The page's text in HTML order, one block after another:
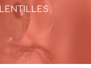
LENTILLES